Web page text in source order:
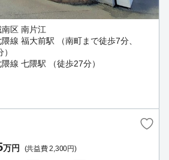
区 南片江
線 福大前駅 （南町まで徒歩7分、
線 七隈駅 （徒歩27分）
万円 (共益費 2,300円)